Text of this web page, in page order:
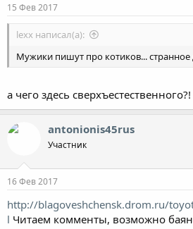
15 Фев 2017
lexx написал(а):
Мужики пишут про котиков... странное
а чего здесь сверхъестественного?!
antonionis45rus
Участник
16 Фев 2017
http://blagoveshchensk.drom.ru/
l Читаем комменты, возможно